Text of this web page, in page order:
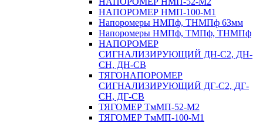
НАПОРОМЕР НМП-100-М1
Напоромеры НМПф, ТНМПф 63мм
Напоромеры НМПф, ТМПф, ТНМПф
НАПОРОМЕР
СИГНАЛИЗИРУЮЩИЙ ДН-С2, ДН-
СН, ДН-СВ
ТЯГОНАПОРОМЕР
СИГНАЛИЗИРУЮЩИЙ ДГ-С2, ДГ-
СН, ДГ-СВ
ТЯГОМЕР ТмМП-52-М2
ТЯГОМЕР ТмМП-100-М1